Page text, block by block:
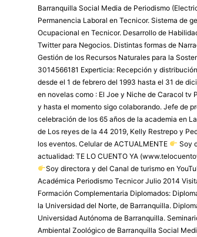
Barranquilla Social Media de Periodismo
Permanencia Laboral en Tecnicor. Sistema de
Ocupacional en Tecnicor. Desarrollo de
Twitter para Negocios. Distintas formas de
Gestión de los Recursos Naturales para la
3014566181 Experticia: Recepción y
desde el 1 de febrero del 1993 hasta el 31 de
en novelas como : El Joe y Niche de Caracol tv
y hasta el momento sigo colaborando. Jefe de
celebración de los 65 años de la academia en
de Los reyes de la 44 2019, Kelly Restrepo y
los eventos. Celular de ACTUALMENTE
Soy
actualidad: TE LO CUENTO YA
Soy directora y del Canal de turismo en
Académica Periodismo Tecnicor Julio 2014
Formación Complementaria Diplomados:
la Universidad del Norte, de Barranquilla.
Universidad Autónoma de Barranquilla.
Ambiental Zoológico de Barranquilla Social